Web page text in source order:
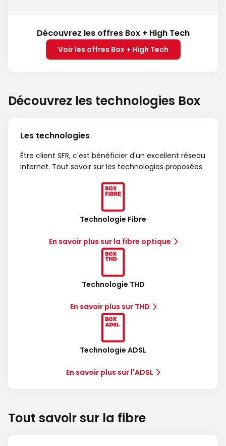
Découvrez les offres Box + High Tech
Voir les offres Box + High Tech
Découvrez les technologies Box
Les technologies
Être client SFR, c'est bénéficier d'un excellent réseau
internet. Tout savoir sur les technologies proposées.
Technologie Fibre
En savoir plus sur la fibre optique
Technologie THD
En savoir plus sur THD
Technologie ADSL
En savoir plus sur l'ADSL
Tout savoir sur la fibre